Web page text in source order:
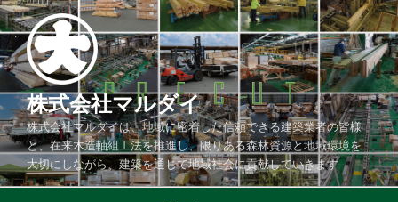
コ
ン
テ
ン
ツ
へ
ス
キ
ッ
株式会社マルダイ
株式会社マルダイは、地域に密着した信頼できる建築業者の皆様
と、在来木造軸組工法を推進し、限りある森林資源と地域環境を
大切にしながら、建築を通じて地域社会に貢献していきます